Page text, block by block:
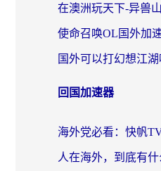
回国加速器